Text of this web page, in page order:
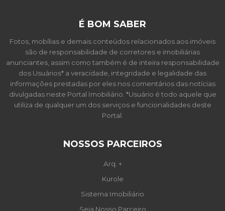
É BOM SABER
Fotos, mobílias e demais conteúdos relacionados aos imóveis
são de responsabilidade de corretores e imobiliárias
anunciantes, assim como também é de inteira responsabilidade
dos Usuários* a veracidade, integridade e legalidade das
informações prestadas por eles nos comentários das notícias
divulgadas neste Portal Imobiliário. *Usuário é todo aquele que
utiliza de qualquer um dos serviços e funcionalidades deste
Portal.
NOSSOS PARCEIROS
Arq. +
Kurole
Sistema Imobiliário
Seja Nosso Parceiro